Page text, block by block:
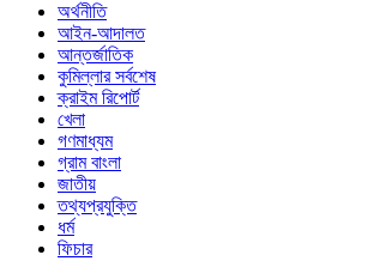
অর্থনীতি
আইন-আদালত
আন্তর্জাতিক
কুমিল্লার সর্বশেষ
ক্রাইম রিপোর্ট
খেলা
গণমাধ্যম
গ্রাম বাংলা
জাতীয়
তথ্যপ্রযুক্তি
ধর্ম
ফিচার